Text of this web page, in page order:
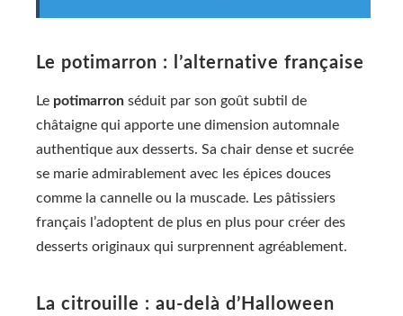
Le potimarron : l’alternative française
Le potimarron séduit par son goût subtil de
châtaigne qui apporte une dimension automnale
authentique aux desserts. Sa chair dense et sucrée
se marie admirablement avec les épices douces
comme la cannelle ou la muscade. Les pâtissiers
français l’adoptent de plus en plus pour créer des
desserts originaux qui surprennent agréablement.
La citrouille : au-delà d’Halloween